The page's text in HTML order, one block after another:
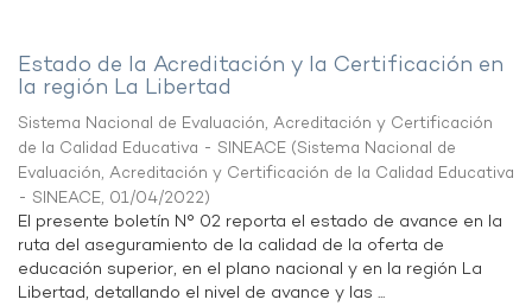
Estado de la Acreditación y la Certificación en
la región La Libertad
Sistema Nacional de Evaluación, Acreditación y Certificación
de la Calidad Educativa - SINEACE (Sistema Nacional de
Evaluación, Acreditación y Certificación de la Calidad Educativa
- SINEACE, 01/04/2022)
El presente boletín N° 02 reporta el estado de avance en la
ruta del aseguramiento de la calidad de la oferta de
educación superior, en el plano nacional y en la región La
Libertad, detallando el nivel de avance y las ...